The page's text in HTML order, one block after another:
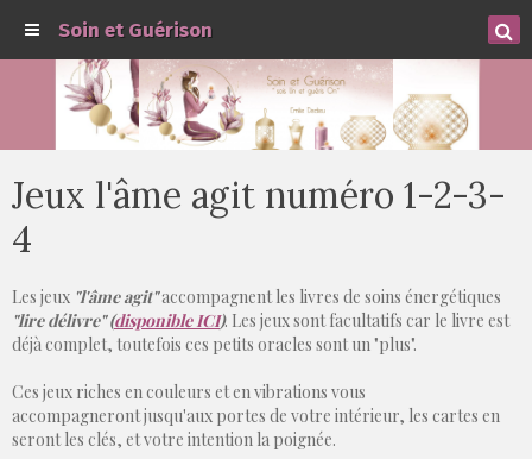
Soin et Guérison
Jeux l'âme agit numéro 1-2-3-
4
Les jeux "l'âme agit"accompagnent les livres de soins énergétiques
"lire délivre" (disponible ICI). Les jeux sont facultatifs car le livre est
déjà complet, toutefois ces petits oracles sont un "plus".
Ces jeux riches en couleurs et en vibrations vous
accompagneront jusqu'aux portes de votre intérieur, les cartes en
seront les clés, et votre intention la poignée.